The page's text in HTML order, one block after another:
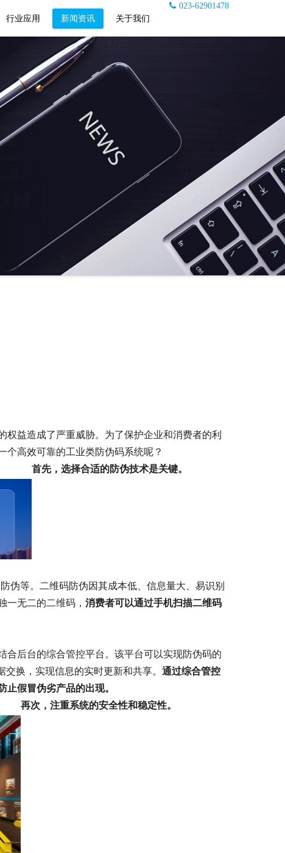
023-62901478
行业应用 新闻资讯 关于我们
益造成了严重威胁。为了保护企业和消费者的利
个高效可靠的工业类防伪码系统呢？
首先，选择合适的防伪技术是关键。
伪等。二维码防伪因其成本低、信息量大、易识别
一无二的二维码， 消费者可以通过手机扫描二维码
合后台的综合管控平台。该平台可以实现防伪码的
换，实现信息的实时更新和共享。 通过综合管控
假冒伪劣产品的出现。
再次，注重系统的安全性和稳定性。